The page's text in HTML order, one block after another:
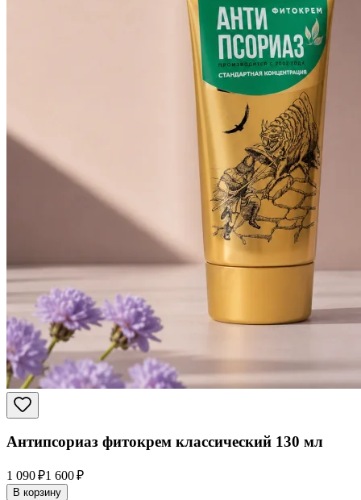
Антипсориаз фитокрем классический 130 мл
1 090 ₽1 600 ₽
В корзину